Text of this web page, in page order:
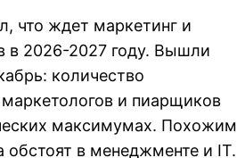
что ждет маркетинг и
в 2026-2027 году. Вышли
количество
и пиарщиков
максимумах. Похожим
обстоят в менеджменте и IT.